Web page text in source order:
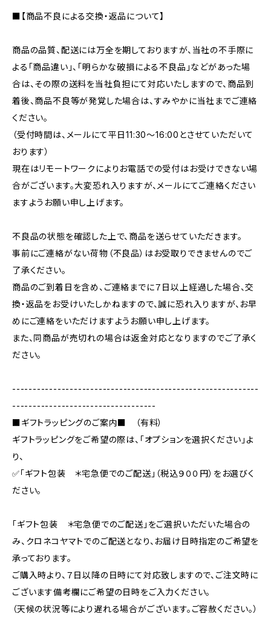
■【商品不良による交換・返品について】
商品の品質、配送には万全を期しておりますが、当社の不手際に
よる「商品違い」、「明らかな破損による不良品」などがあった場
合は、その際の送料を当社負担にて対応いたしますので、商品到
着後、商品不良等が発覚した場合は、すみやかに当社までご連絡
ください。
（受付時間は、メールにて平日11:30〜16:00とさせていただいて
おります）
現在はリモートワークによりお電話での受付はお受けできない場
合がございます。大変恐れ入りますが、メールにてご連絡ください
ますようお願い申し上げます。
不良品の状態を確認した上で、商品を送らせていただきます。
事前にご連絡がない荷物（不良品）はお受取りできませんのでご
了承ください。
商品のご到着日を含め、ご連絡までに７日以上経過した場合、交
換・返品をお受けいたしかねますので、誠に恐れ入りますが、お早
めにご連絡をいただけますようお願い申し上げます。
また、同商品が売切れの場合は返金対応となりますのでご了承く
ださい。
------------------------------------------------------------
-----------------------------------
■ギフトラッピングのご案内■ （有料）
ギフトラッピングをご希望の際は、「オプションを選択ください」よ
り、
✅「ギフト包装 ＊宅急便でのご配送」（税込９００円）をお選びく
ださい。
「ギフト包装 ＊宅急便でのご配送」をご選択いただいた場合の
み、クロネコヤマトでのご配送となり、お届け日時指定のご希望を
承っております。
ご購入時より、７日以降の日時にて対応致しますので、ご注文時に
ございます備考欄にご希望の日時をご入力ください。
（天候の状況等により遅れる場合がございます。ご容赦ください。）